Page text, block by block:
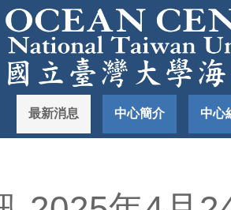
最新消息 中心簡介 中心